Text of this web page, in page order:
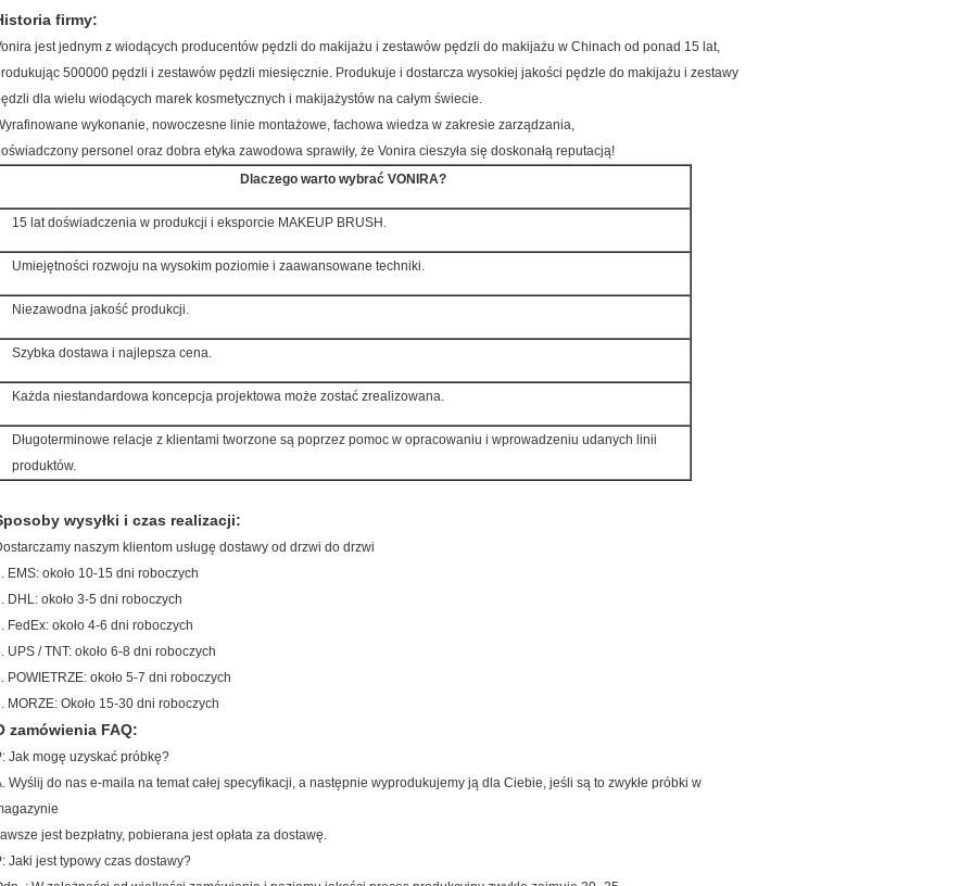
firmy:
jest jednym z wiodących producentów pędzli do makijażu i zestawów pędzli do makijażu w Chinach od ponad 15 lat,
500000 pędzli i zestawów pędzli miesięcznie. Produkuje i dostarcza wysokiej jakości pędzle do makijażu i zestawy
dla wielu wiodących marek kosmetycznych i makijażystów na całym świecie.
wykonanie, nowoczesne linie montażowe, fachowa wiedza w zakresie zarządzania,
personel oraz dobra etyka zawodowa sprawiły, że Vonira cieszyła się doskonałą reputacją!
Dlaczego warto wybrać VONIRA?
15 lat doświadczenia w produkcji i eksporcie MAKEUP BRUSH.
Umiejętności rozwoju na wysokim poziomie i zaawansowane techniki.
Niezawodna jakość produkcji.
Szybka dostawa i najlepsza cena.
Każda niestandardowa koncepcja projektowa może zostać zrealizowana.
Długoterminowe relacje z klientami tworzone są poprzez pomoc w opracowaniu i wprowadzeniu udanych linii
produktów.
wysyłki i czas realizacji:
naszym klientom usługę dostawy od drzwi do drzwi
EMS: około 10-15 dni roboczych
DHL: około 3-5 dni roboczych
FedEx: około 4-6 dni roboczych
UPS / TNT: około 6-8 dni roboczych
POWIETRZE: około 5-7 dni roboczych
MORZE: Około 15-30 dni roboczych
zamówienia FAQ:
Jak mogę uzyskać próbkę?
Wyślij do nas e-maila na temat całej specyfikacji, a następnie wyprodukujemy ją dla Ciebie, jeśli są to zwykłe próbki w
jest bezpłatny, pobierana jest opłata za dostawę.
Jaki jest typowy czas dostawy?